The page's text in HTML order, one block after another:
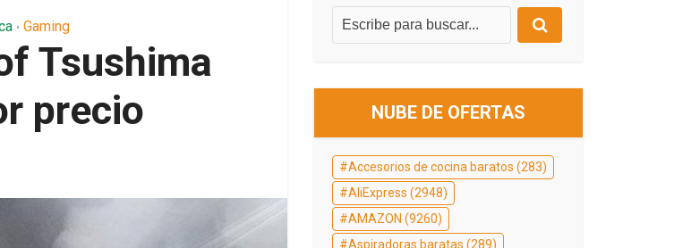
• Gaming
Tsushima
precio
NUBE DE OFERTAS
Accesorios de cocina baratos (283)
AliExpress (2948)
AMAZON (9260)
Aspiradoras baratas (289)